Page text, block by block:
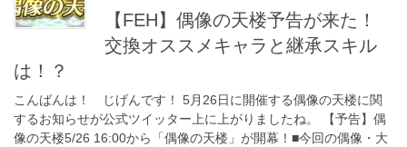
【FEH】偶像の天楼予告が来た！
交換オススメキャラと継承スキル
は！？
こんばんは！ じげんです！ 5月26日に開催する偶像の天楼に関
するお知らせが公式ツイッター上に上がりましたね。 【予告】偶
像の天楼5/26 16:00から「偶像の天楼」が開幕！■今回の偶像・大